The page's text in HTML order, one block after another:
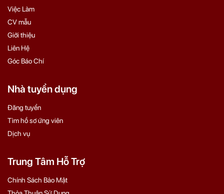
Việc Làm
CV mẫu
Giới thiệu
Liên Hệ
Góc Báo Chí
Nhà tuyển dụng
Đăng tuyển
Tìm hồ sơ ứng viên
Dịch vụ
Trung Tâm Hỗ Trợ
Chính Sách Bảo Mật